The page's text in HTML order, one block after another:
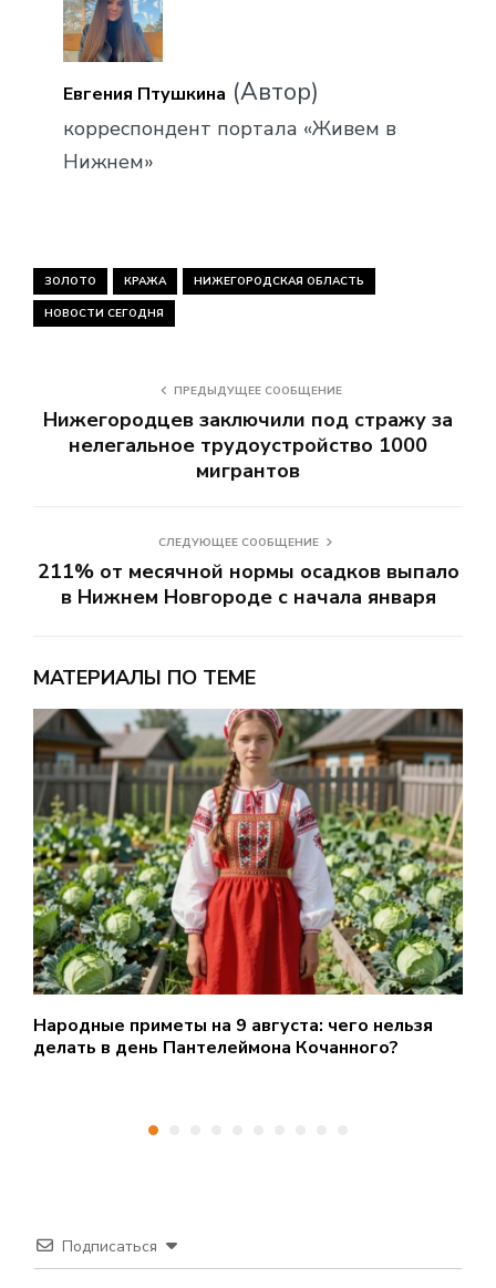
Евгения Птушкина (Автор)
корреспондент портала «Живем в
Нижнем»
ЗОЛОТО КРАЖА НИЖЕГОРОДСКАЯ ОБЛАСТЬ
НОВОСТИ СЕГОДНЯ
ПРЕДЫДУЩЕЕ СООБЩЕНИЕ
Нижегородцев заключили под стражу за
нелегальное трудоустройство 1000
мигрантов
СЛЕДУЮЩЕЕ СООБЩЕНИЕ
211% от месячной нормы осадков выпало
в Нижнем Новгороде с начала января
МАТЕРИАЛЫ ПО ТЕМЕ
Народные приметы на 9 августа: чего нельзя
делать в день Пантелеймона Кочанного?
Подписаться